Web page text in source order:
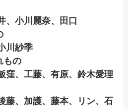
、小川麗奈、田口
川紗季
もの
窪、工藤、有原、鈴木愛理
藤、加護、藤本、リン、石